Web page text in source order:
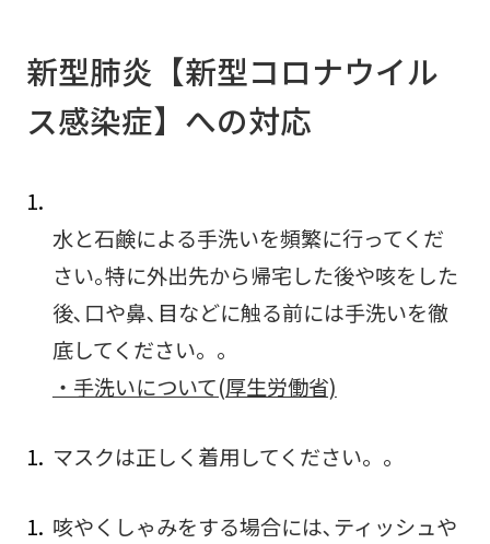
新型肺炎【新型コロナウイル
ス感染症】への対応
水と石鹸による手洗いを頻繁に行ってくだ
さい｡特に外出先から帰宅した後や咳をした
後､口や鼻､目などに触る前には手洗いを徹
底してください。｡
・手洗いについて(厚生労働省)
マスクは正しく着用してください。｡
咳やくしゃみをする場合には､ティッシュや